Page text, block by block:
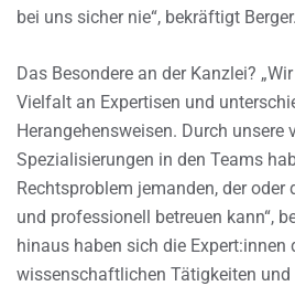
bei uns sicher nie“, bekräftigt Berger.
Das Besondere an der Kanzlei?
Vielfalt an Expertisen und
Herangehensweisen. Durch unsere
Spezialisierungen in den Teams
Rechtsproblem jemanden, der
und professionell betreuen kann“,
hinaus haben sich die Expert:innen
wissenschaftlichen Tätigkeiten